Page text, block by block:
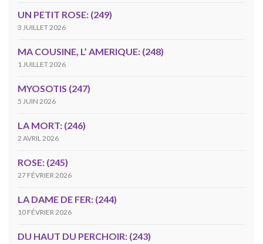
UN PETIT ROSE: (249)
3 JUILLET 2026
MA COUSINE, L’ AMERIQUE: (248)
1 JUILLET 2026
MYOSOTIS (247)
5 JUIN 2026
LA MORT: (246)
2 AVRIL 2026
ROSE: (245)
27 FÉVRIER 2026
LA DAME DE FER: (244)
10 FÉVRIER 2026
DU HAUT DU PERCHOIR: (243)